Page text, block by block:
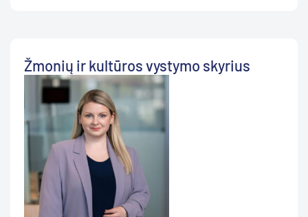
Žmonių ir kultūros vystymo skyrius